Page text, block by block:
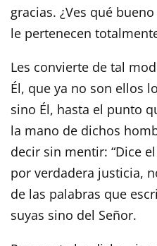
gracias. ¿Ves qué
le pertenecen
Les convierte de tal
Él, que ya no son ellos
sino Él, hasta el punto
la mano de dichos
decir sin mentir: “Dice
por verdadera justicia,
de las palabras que
suyas sino del Señor.